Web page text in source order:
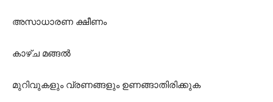
അസാധാരണ ക്ഷീണം
കാഴ്ച മങ്ങൽ
മുറിവുകളും വ്രണങ്ങളും ഉണങ്ങാതിരിക്കുക